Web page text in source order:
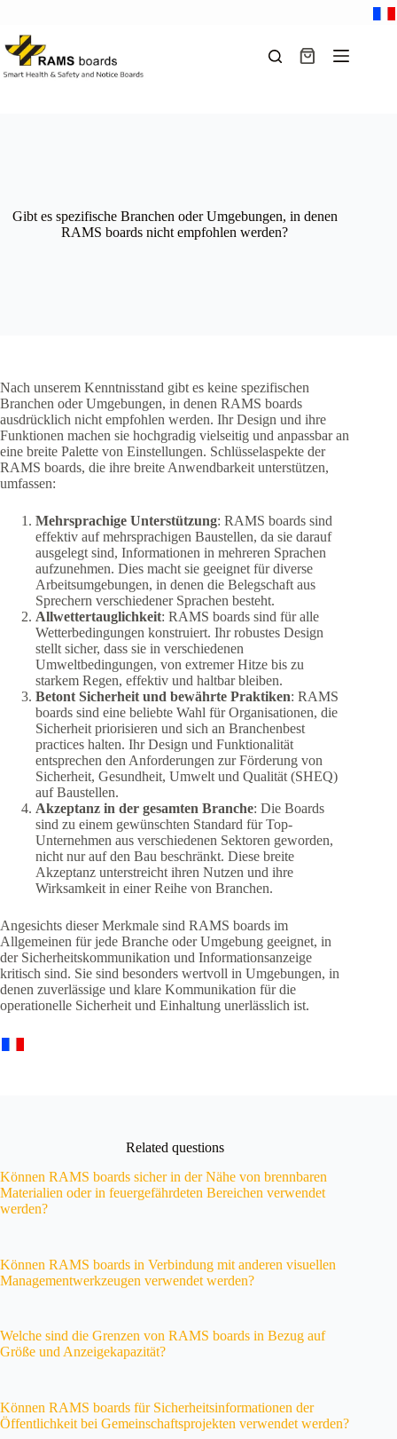
springen
Warenkorb
Gibt es spezifische Branchen oder Umgebungen, in denen
RAMS boards nicht empfohlen werden?
Nach unserem Kenntnisstand gibt es keine spezifischen
Branchen oder Umgebungen, in denen RAMS boards
ausdrücklich nicht empfohlen werden. Ihr Design und ihre
Funktionen machen sie hochgradig vielseitig und anpassbar an
eine breite Palette von Einstellungen. Schlüsselaspekte der
RAMS boards, die ihre breite Anwendbarkeit unterstützen,
umfassen:
Mehrsprachige Unterstützung: RAMS boards sind
effektiv auf mehrsprachigen Baustellen, da sie darauf
ausgelegt sind, Informationen in mehreren Sprachen
aufzunehmen. Dies macht sie geeignet für diverse
Arbeitsumgebungen, in denen die Belegschaft aus
Sprechern verschiedener Sprachen besteht.
Allwettertauglichkeit: RAMS boards sind für alle
Wetterbedingungen konstruiert. Ihr robustes Design
stellt sicher, dass sie in verschiedenen
Umweltbedingungen, von extremer Hitze bis zu
starkem Regen, effektiv und haltbar bleiben.
Betont Sicherheit und bewährte Praktiken: RAMS
boards sind eine beliebte Wahl für Organisationen, die
Sicherheit priorisieren und sich an Branchenbest
practices halten. Ihr Design und Funktionalität
entsprechen den Anforderungen zur Förderung von
Sicherheit, Gesundheit, Umwelt und Qualität (SHEQ)
auf Baustellen.
Akzeptanz in der gesamten Branche: Die Boards
sind zu einem gewünschten Standard für Top-
Unternehmen aus verschiedenen Sektoren geworden,
nicht nur auf den Bau beschränkt. Diese breite
Akzeptanz unterstreicht ihren Nutzen und ihre
Wirksamkeit in einer Reihe von Branchen.
Angesichts dieser Merkmale sind RAMS boards im
Allgemeinen für jede Branche oder Umgebung geeignet, in
der Sicherheitskommunikation und Informationsanzeige
kritisch sind. Sie sind besonders wertvoll in Umgebungen, in
denen zuverlässige und klare Kommunikation für die
operationelle Sicherheit und Einhaltung unerlässlich ist.
Related questions
Können RAMS boards sicher in der Nähe von brennbaren
Materialien oder in feuergefährdeten Bereichen verwendet
werden?
Können RAMS boards in Verbindung mit anderen visuellen
Managementwerkzeugen verwendet werden?
Welche sind die Grenzen von RAMS boards in Bezug auf
Größe und Anzeigekapazität?
Können RAMS boards für Sicherheitsinformationen der
Öffentlichkeit bei Gemeinschaftsprojekten verwendet werden?